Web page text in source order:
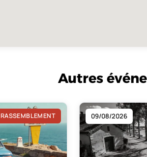
Autres
RASSEMBLEMENT 09/08/2026